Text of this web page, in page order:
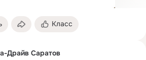
Класс
Драйв Саратов